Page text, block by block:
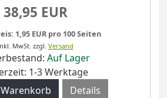
38,95 EUR
1,95 EUR pro 100 Seiten
MwSt. zzgl. Versand
Auf Lager
1-3 Werktage
Details